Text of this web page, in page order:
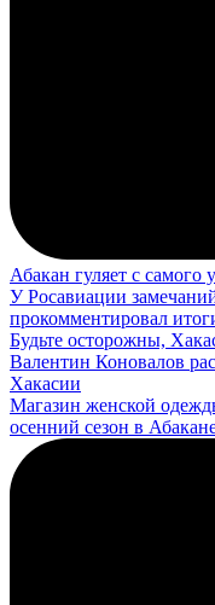
Абакан гуляет с самого
У Росавиации
прокомментировал
Будьте осторожны,
Валентин Коновалов
Хакасии
Магазин женской
осенний сезон в